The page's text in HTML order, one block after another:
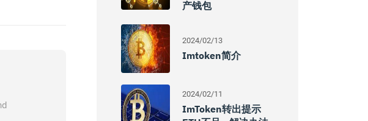
产钱包
2024/02/13
Imtoken简介
2024/02/11
ImToken转出提示